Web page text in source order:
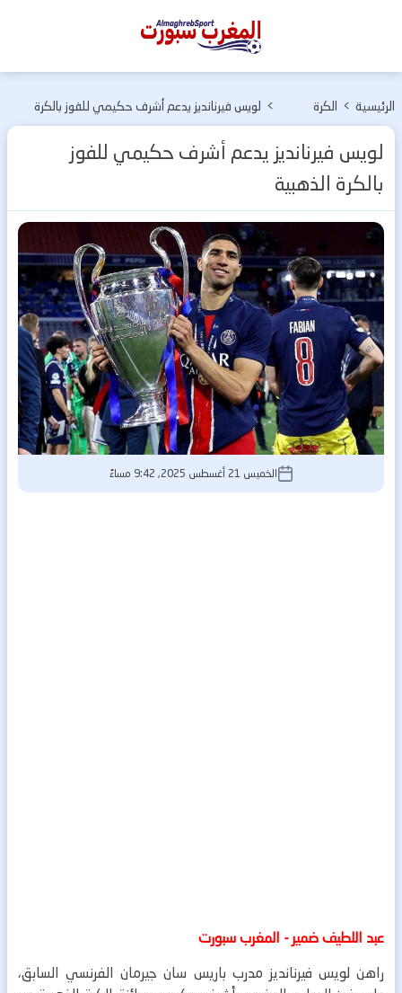
المغرب
الرئيسية > الكرة
> لويس فيرنانديز يدعم أشرف حكيمي للفوز بالكرة
الذهبية
لويس فيرنانديز يدعم أشرف حكيمي للفوز
بالكرة الذهبية
الخميس 21 أغسطس 2025, 9:42 مساءً
عبد اللطيف ضمير - المغرب سبورت
راهن لويس فيرنانديز مدرب باريس سان جيرمان الفرنسي السابق،